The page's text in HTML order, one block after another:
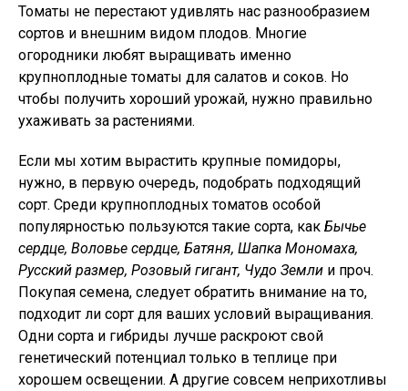
Томаты не перестают удивлять нас разнообразием
сортов и внешним видом плодов. Многие
огородники любят выращивать именно
крупноплодные томаты для салатов и соков. Но
чтобы получить хороший урожай, нужно правильно
ухаживать за растениями.
Если мы хотим вырастить крупные помидоры,
нужно, в первую очередь, подобрать подходящий
сорт. Среди крупноплодных томатов особой
популярностью пользуются такие сорта, как Бычье
сердце, Воловье сердце, Батяня, Шапка Мономаха,
Русский размер, Розовый гигант, Чудо Земли и проч.
Покупая семена, следует обратить внимание на то,
подходит ли сорт для ваших условий выращивания.
Одни сорта и гибриды лучше раскроют свой
генетический потенциал только в теплице при
хорошем освещении. А другие совсем неприхотливы